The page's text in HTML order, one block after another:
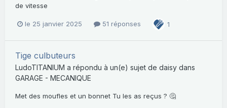
de vitesse
le 25 janvier 2025 51 réponses 1
Tige culbuteurs
LudoTITANIUM a répondu à un(e) sujet de daisy dans
GARAGE - MECANIQUE
Met des moufles et un bonnet Tu les as reçus ? 🤔